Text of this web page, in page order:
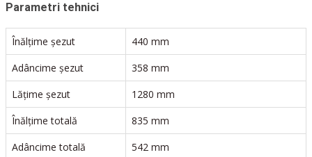
Parametri tehnici
Înălțime șezut
440 mm
Adâncime șezut
358 mm
Lățime șezut
1280 mm
Înălțime totală
835 mm
Adâncime totală
542 mm